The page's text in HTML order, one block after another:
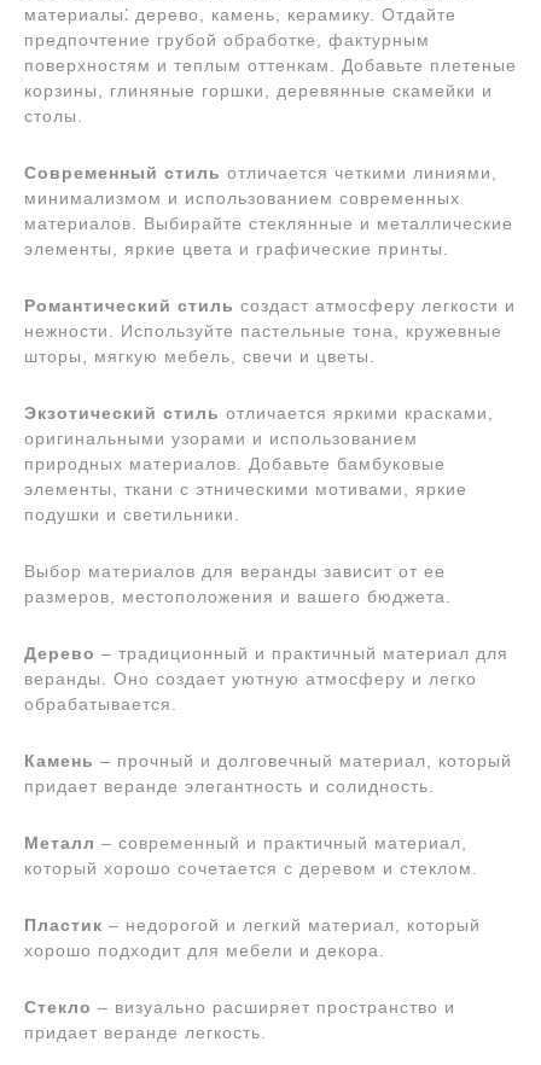
материалы⁚ дерево, камень, керамику. Отдайте
предпочтение грубой обработке, фактурным
поверхностям и теплым оттенкам. Добавьте плетеные
корзины, глиняные горшки, деревянные скамейки и
столы.
Современный стиль отличается четкими линиями,
минимализмом и использованием современных
материалов. Выбирайте стеклянные и металлические
элементы, яркие цвета и графические принты.
Романтический стиль создаст атмосферу легкости и
нежности. Используйте пастельные тона, кружевные
шторы, мягкую мебель, свечи и цветы.
Экзотический стиль отличается яркими красками,
оригинальными узорами и использованием
природных материалов. Добавьте бамбуковые
элементы, ткани с этническими мотивами, яркие
подушки и светильники.
Выбор материалов для веранды зависит от ее
размеров, местоположения и вашего бюджета.
Дерево – традиционный и практичный материал для
веранды. Оно создает уютную атмосферу и легко
обрабатывается.
Камень – прочный и долговечный материал, который
придает веранде элегантность и солидность.
Металл – современный и практичный материал,
который хорошо сочетается с деревом и стеклом.
Пластик – недорогой и легкий материал, который
хорошо подходит для мебели и декора.
Стекло – визуально расширяет пространство и
придает веранде легкость.